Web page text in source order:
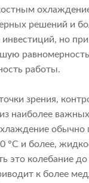
решений и
но
работы.
зрения,
наиболее
обычно
°C и более,
это колебание до
к более